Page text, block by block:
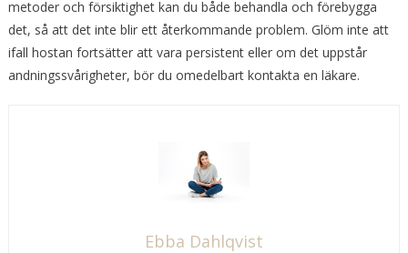
metoder och försiktighet kan du både behandla och förebygga
det, så att det inte blir ett återkommande problem. Glöm inte att
ifall hostan fortsätter att vara persistent eller om det uppstår
andningssvårigheter, bör du omedelbart kontakta en läkare.
Ebba Dahlqvist